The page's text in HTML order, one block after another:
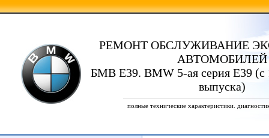
РЕМОНТ ОБСЛУЖИВАНИЕ
АВТОМОБИЛЕЙ
БМВ Е39. BMW 5-ая серия E39 (с
выпуска)
полные технические характеристики.